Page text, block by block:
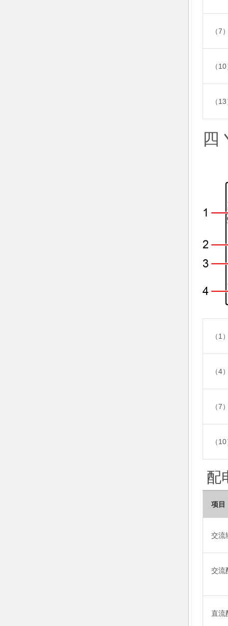
（7
（
（
四
（1
（4
（7
（
配
项目
交流
交流
直流